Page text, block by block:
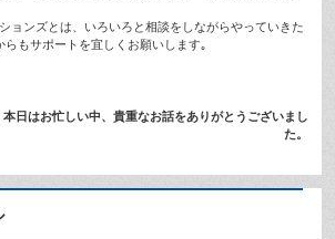
ョンズとは、いろいろと相談をしながらやっていきた
らもサポートを宜しくお願いします｡
日はお忙しい中、貴重なお話をありがとうございまし
た。